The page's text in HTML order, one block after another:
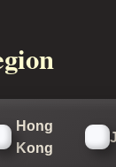
Hong
Kong